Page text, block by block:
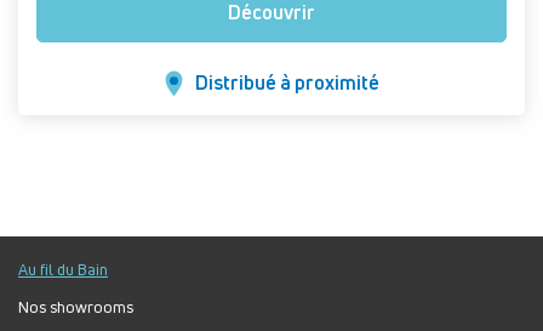
Découvrir
Distribué à proximité
Au fil du Bain
Nos showrooms